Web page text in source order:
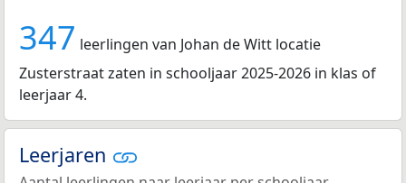
347 leerlingen van Johan de Witt locatie
Zusterstraat zaten in schooljaar 2025-2026 in klas of
leerjaar 4.
Leerjaren